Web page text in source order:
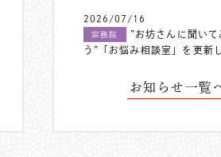
2026/07/16
宗務院
”お坊さんに聞いて
う”「お悩み相談室」を更新
お知らせ一覧